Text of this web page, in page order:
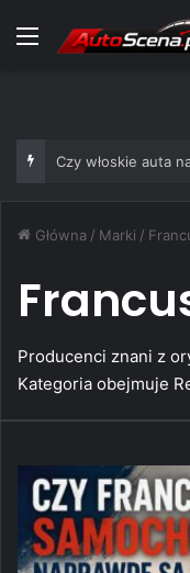
Menu
Główna / Marki /
Producenci znani z
Kategoria obejmuje